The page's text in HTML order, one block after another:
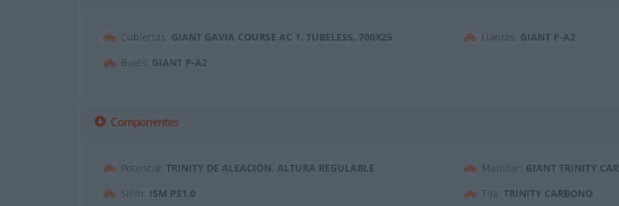
Cubiertas: GIANT GAVIA COURSE AC 1, TUBELESS, 700X25 Llantas: GIANT P-A2
Bujes: GIANT P-A2
Componentes
Potencia: TRINITY DE ALEACIÓN, ALTURA REGULABLE Manillar: GIANT TRINITY
Sillín: ISM PS1.0 Tija: TRINITY CARBONO